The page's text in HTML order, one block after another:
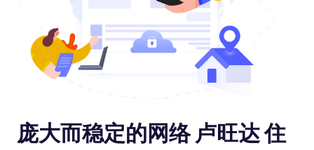
庞大而稳定的网络 卢旺达 住